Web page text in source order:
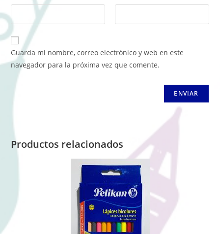
Guarda mi nombre, correo electrónico y web en este
navegador para la próxima vez que comente.
Productos relacionados